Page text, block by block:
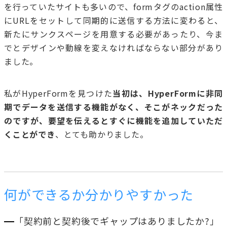
を行っていたサイトも多いので、formタグのaction属性
にURLをセットして同期的に送信する方法に変わると、
新たにサンクスページを用意する必要があったり、今ま
でとデザインや動線を変えなければならない部分があり
ました。
私がHyperFormを見つけた当初は、HyperFormに非同
期でデータを送信する機能がなく、そこがネックだった
のですが、要望を伝えるとすぐに機能を追加していただ
くことができ、とても助かりました。
何ができるか分かりやすかった
「契約前と契約後でギャップはありましたか?」